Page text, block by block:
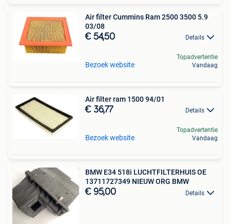
Air filter Cummins Ram 2500 3500 5.9
03/08
€ 54,50 Details
Bezoek website
Topadvertentie
Vandaag
Air filter ram 1500 94/01
€ 36,77 Details
Bezoek website
Topadvertentie
Vandaag
BMW E34 518i LUCHTFILTERHUIS OE
13711727349 NIEUW ORG BMW
€ 95,00 Details